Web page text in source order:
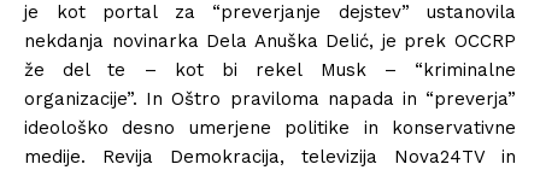
je kot portal za “preverjanje dejstev” ustanovila
nekdanja novinarka Dela Anuška Delić, je prek OCCRP
že del te – kot bi rekel Musk – “kriminalne
organizacije”. In Oštro praviloma napada in “preverja”
ideološko desno umerjene politike in konservativne
medije. Revija Demokracija, televizija Nova24TV in